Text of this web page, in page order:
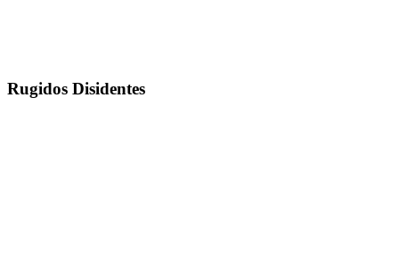
Rugidos Disidentes